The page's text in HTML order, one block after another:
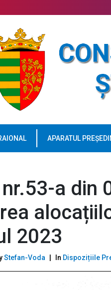
APARATUL
a din
2023
Stefan-Voda In Dispozițiile